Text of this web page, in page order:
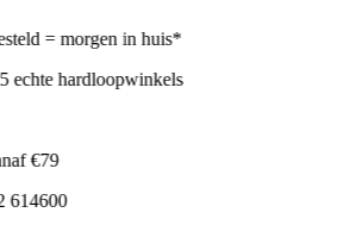
= morgen in huis*
hardloopwinkels
€79